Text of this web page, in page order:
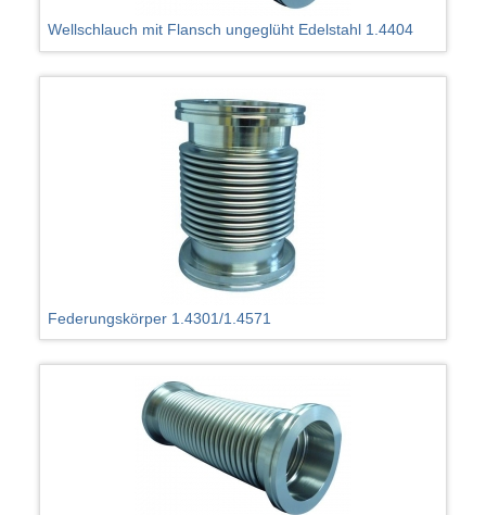
Wellschlauch mit Flansch ungeglüht Edelstahl 1.4404
Federungskörper 1.4301/1.4571